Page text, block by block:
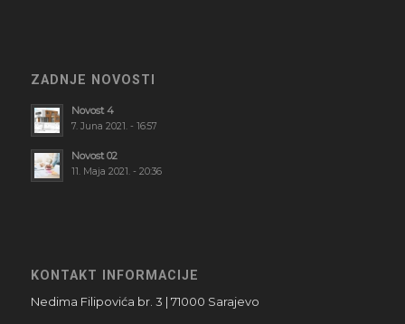
ZADNJE NOVOSTI
Novost 4
7. Juna 2021. - 16:57
Novost 02
11. Maja 2021. - 20:36
KONTAKT INFORMACIJE
Nedima Filipovića br. 3 | 71000 Sarajevo